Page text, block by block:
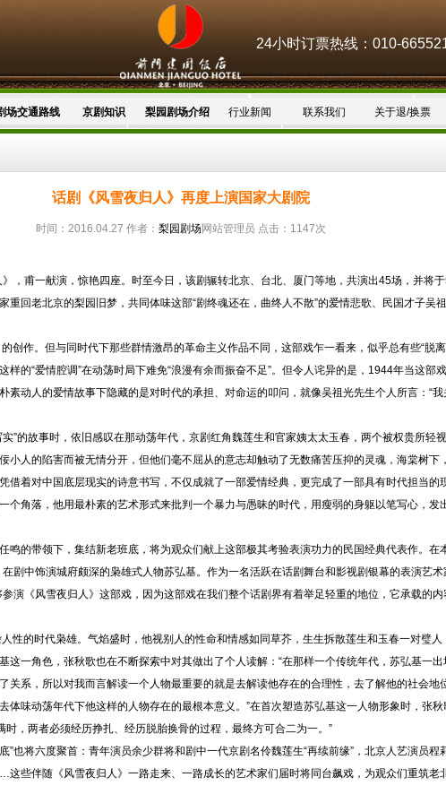
24小时订票热线：010-
场交通路线 京剧知识 梨园剧场介绍 行业新闻 联系我们 关于退/换票
话剧《风雪夜归人》再度上演国家大剧院
时间：2016.04.27 作者： 梨园剧场网站管理员 点击：1147次
，甫一献演，惊艳四座。时至今日，该剧辗转北京、台北、厦门等地，共演出45场，并将
回老北京的梨园旧梦，共同体味这部“剧终魂还在，曲终人不散”的爱情悲歌、民国才子吴祖
创作。但与同时代下那些群情激昂的革命主义作品不同，这部戏乍一看来，似乎总有些“脱
的“爱情腔调”在动荡时局下难免“浪漫有余而振奋不足”。但令人诧异的是，1944年当这部
动人的爱情故事下隐藏的是对时代的承担、对命运的叩问，就像吴祖光先生个人所言：“我
”的故事时，依旧感叹在那动荡年代，京剧红角魏莲生和官家姨太太玉春，两个被权贵所轻
小人的陷害而被无情分开，但他们毫不屈从的意志却触动了无数痛苦压抑的灵魂，海棠树下
借着对中国底层现实的诗意书写，不仅成就了一部爱情经典，更完成了一部具有时代担当的
个角落，他用最朴素的艺术形式来批判一个暴力与愚昧的时代，用瘦弱的身躯以笔写心，发
的带领下，集结新老班底，将为观众们献上这部极其考验表演功力的民国经典代表作。在
剧中饰演城府颇深的枭雄式人物苏弘基。作为一名活跃在话剧舞台和影视剧银幕的表演艺
演《风雪夜归人》这部戏，因为这部戏在我们整个话剧界有着举足轻重的地位，它承载的
的时代枭雄。气焰盛时，他视别人的性命和情感如同草芥，生生拆散莲生和玉春一对璧
这一角色，张秋歌也在不断探索中对其做出了个人读解：“在那样一个传统年代，苏弘基一
关系，所以对我而言解读一个人物最重要的就是去解读他存在的合理性，去了解他的社会地
体味动荡年代下他这样的人物存在的最根本意义。”在首次塑造苏弘基这一人物形象时，张
，两者必须经历挣扎、经历脱胎换骨的过程，最终方可合二为一。”
”也将六度聚首：青年演员余少群将和剧中一代京剧名伶魏莲生“再续前缘”，北京人艺演员
些伴随《风雪夜归人》一路走来、一路成长的艺术家们届时将同台飙戏，为观众们重筑老